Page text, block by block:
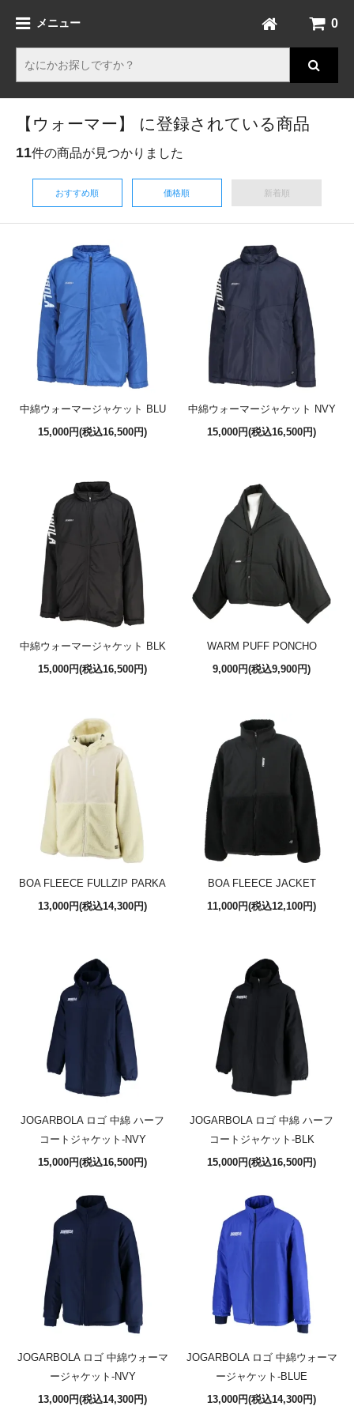
メニュー 0
【ウォーマー】 に登録されている商品
11件の商品が見つかりました
おすすめ順 価格順 新着順
中綿ウォーマージャケット BLU
15,000円(税込16,500円)
中綿ウォーマージャケット NVY
15,000円(税込16,500円)
中綿ウォーマージャケット BLK
15,000円(税込16,500円)
WARM PUFF PONCHO
9,000円(税込9,900円)
BOA FLEECE FULLZIP PARKA
13,000円(税込14,300円)
BOA FLEECE JACKET
11,000円(税込12,100円)
JOGARBOLA ロゴ 中綿 ハーフ
コートジャケット-NVY
15,000円(税込16,500円)
JOGARBOLA ロゴ 中綿 ハーフ
コートジャケット-BLK
15,000円(税込16,500円)
JOGARBOLA ロゴ 中綿ウォーマ
ージャケット-NVY
13,000円(税込14,300円)
JOGARBOLA ロゴ 中綿ウォーマ
ージャケット-BLUE
13,000円(税込14,300円)